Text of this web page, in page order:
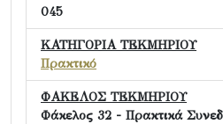
045
ΚΑΤΗΓΟΡΙΑ ΤΕΚΜΗΡΙΟΥ
Πρακτικό
ΦΑΚΕΛΟΣ ΤΕΚΜΗΡΙΟΥ
Φάκελος 32 - Πρακτικά